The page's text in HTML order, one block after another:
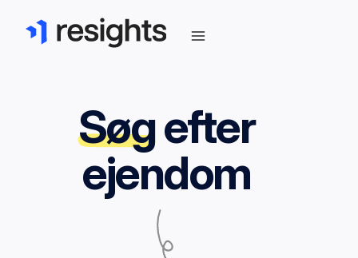
Søgefter
ejendom